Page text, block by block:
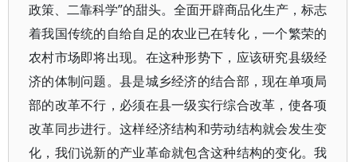
政策、二靠科学”的甜头。全面开辟商品化生产，标志
着我国传统的自给自足的农业已在转化，一个繁荣的
农村市场即将出现。在这种形势下，应该研究县级经
济的体制问题。县是城乡经济的结合部，现在单项局
部的改革不行，必须在县一级实行综合改革，使各项
改革同步进行。这样经济结构和劳动结构就会发生变
化，我们说新的产业革命就包含这种结构的变化。我